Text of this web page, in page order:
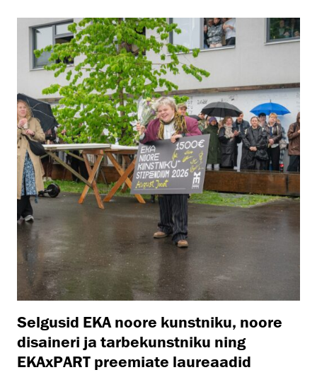
Selgusid EKA noore kunstniku, noore
disaineri ja tarbekunstniku ning
EKAxPART preemiate laureaadid